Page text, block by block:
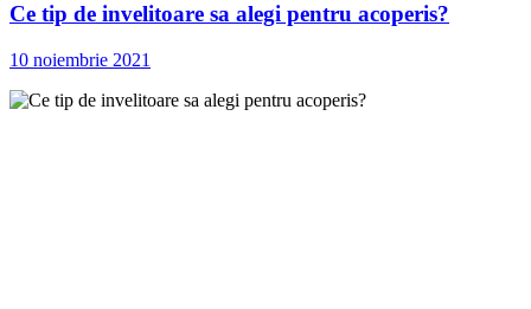
Ce tip de invelitoare sa alegi pentru acoperis?
10 noiembrie 2021